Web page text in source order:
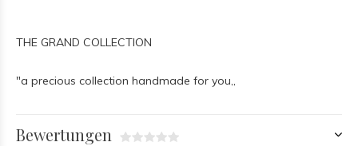
THE GRAND COLLECTION
"a precious collection handmade for you,,
Bewertungen